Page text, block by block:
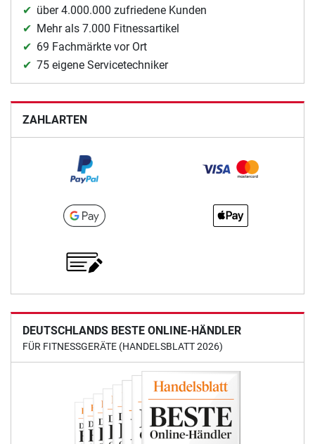
über 4.000.000 zufriedene Kunden
Mehr als 7.000 Fitnessartikel
69 Fachmärkte vor Ort
75 eigene Servicetechniker
ZAHLARTEN
DEUTSCHLANDS BESTE ONLINE-HÄNDLER
FÜR FITNESSGERÄTE (HANDELSBLATT 2026)